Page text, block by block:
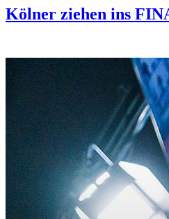
Kölner ziehen ins